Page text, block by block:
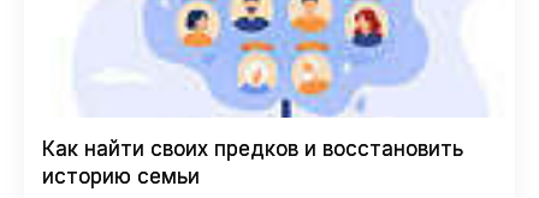
Как найти своих предков и восстановить
историю семьи